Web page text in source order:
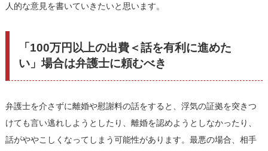
人的な意見を書いていきたいと思います。
「100万円以上の出費＜話を有利に進めた
い」場合は弁護士に頼むべき
弁護士を介さずに離婚や慰謝料の話をすると、浮気の証拠を突きつ
けても言い逃れしようとしたり、離婚を認めようとしなかったり、
話がややこしくなってしまう可能性があります。最悪の場合、相手